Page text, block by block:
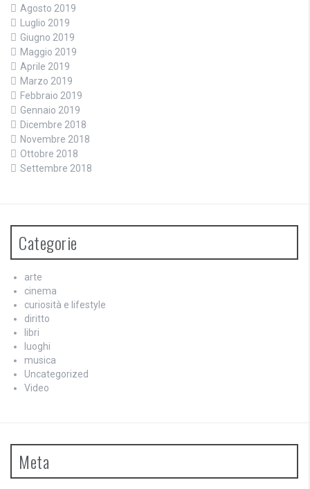
Agosto 2019
Luglio 2019
Giugno 2019
Maggio 2019
Aprile 2019
Marzo 2019
Febbraio 2019
Gennaio 2019
Dicembre 2018
Novembre 2018
Ottobre 2018
Settembre 2018
Categorie
arte
cinema
curiosità e lifestyle
diritto
libri
luoghi
musica
Uncategorized
Video
Meta